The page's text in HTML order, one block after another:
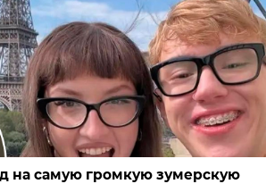
на самую громкую зумерскую